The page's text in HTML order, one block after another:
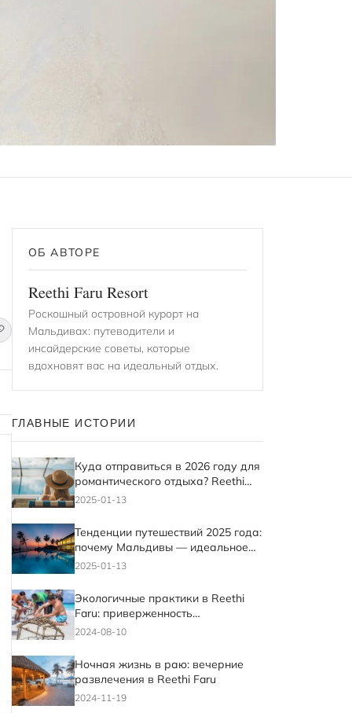
ОБ АВТОРЕ
Reethi Faru Resort
Роскошный островной курорт на
Мальдивах: путеводители и
инсайдерские советы, которые
вдохновят вас на идеальный отдых.
ГЛАВНЫЕ ИСТОРИИ
Куда отправиться в 2026 году для
романтического отдыха? Reethi
Faru
2025-01-13
Тенденции путешествий 2025 года:
почему Мальдивы — идеальное
место для отдыха
2025-01-13
Экологичные практики в Reethi
Faru: приверженность
экологическому туризму
2024-08-10
Ночная жизнь в раю: вечерние
развлечения в Reethi Faru
2024-11-19